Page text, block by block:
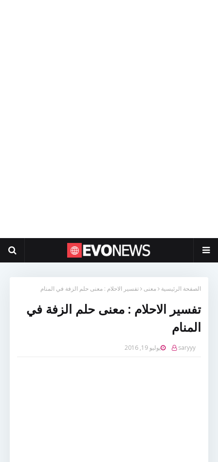
الصفحة الرئيسية معنى تفسير الاحلام : معنى حلم الزفة في المنام
تفسير الاحلام : معنى حلم الزفة في
المنام
saryyy يوليو 19, 2016